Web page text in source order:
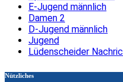
E-Jugend männlich
Damen 2
D-Jugend männlich
Jugend
Lüdenscheider
Nützliches